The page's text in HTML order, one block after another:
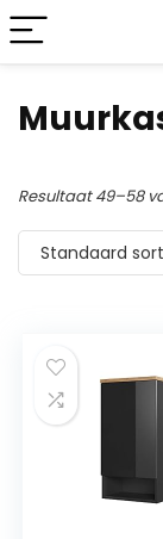
Resultaat 49–58
Standaard